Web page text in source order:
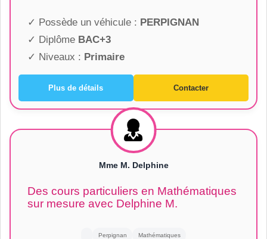
✓ Possède un véhicule : PERPIGNAN
✓ Diplôme BAC+3
✓ Niveaux : Primaire
Plus de détails Contacter
Mme M. Delphine
Des cours particuliers en Mathématiques
sur mesure avec Delphine M.
Perpignan Mathématiques